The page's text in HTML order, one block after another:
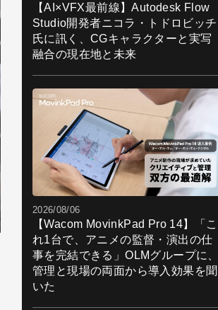
【AI×VFX最前線】Autodesk Flow
Studio開発者ニコラ・トドロビッチ
氏に訊く、CGキャラクターと実写
融合の現在地と未来
2026/08/06
【Wacom MovinkPad Pro 14】「こ
れ1台で、アニメの監督・演出の仕
事を完結できる」OLMグループに、
管理と現場の両面から導入効果を聞
いた